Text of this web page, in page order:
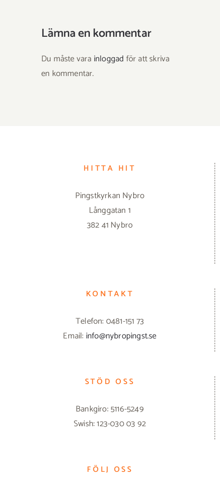
Lämna en kommentar
Du måste vara inloggad för att skriva
en kommentar.
HITTA HIT
Pingstkyrkan Nybro
Långgatan 1
382 41 Nybro
KONTAKT
Telefon: 0481-151 73
Email: info@nybropingst.se
STÖD OSS
Bankgiro: 5116-5249
Swish: 123-030 03 92
FÖLJ OSS